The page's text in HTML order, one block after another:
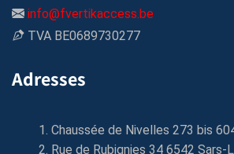
info@fvertikaccess.be
TVA BE0689730277
Adresses
Chaussée de Nivelles 273 bis
Rue de Rubignies 34 6542 Sars-